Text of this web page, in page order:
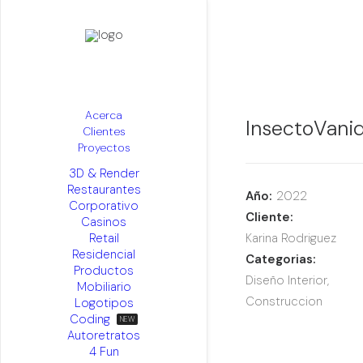
Acerca
Clientes
Proyectos
3D & Render
Restaurantes
Corporativo
Casinos
Retail
Residencial
Productos
Mobiliario
Logotipos
Coding
Autoretratos
4 Fun
Año: 2022
Cliente:
Karina Rodriguez
Categorias:
Diseño Interior,
Construccion